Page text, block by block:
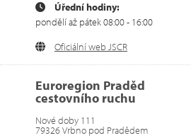
Úřední hodiny:
pondělí až pátek 08:00 - 16:00
Oficiální web JSCR
Euroregion Praděd
cestovního ruchu
Nové doby 111
79326 Vrbno pod Pradědem